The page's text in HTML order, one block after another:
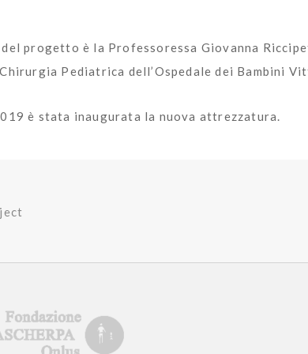
del progetto è la Professoressa Giovanna
Pediatrica dell’Ospedale dei Bambini
è stata inaugurata la nuova attrezzatura.